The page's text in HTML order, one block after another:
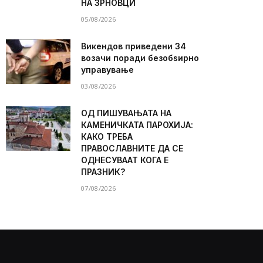
НА ЗРНОВЦИ
05/08/2026
Викендов приведени 34
возачи поради безобѕирно
управување
03/08/2026
ОД ПИШУВАЊАТА НА
КАМЕНИЧКАТА ПАРОХИЈА:
КАКО ТРЕБА
ПРАВОСЛАВНИТЕ ДА СЕ
ОДНЕСУВААТ КОГА Е
ПРАЗНИК?
07/08/2026